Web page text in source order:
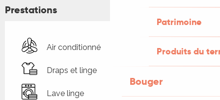
Patrimoine
Produits du
Bouger
Prestations
Air conditionné
Draps et linge
Lave linge